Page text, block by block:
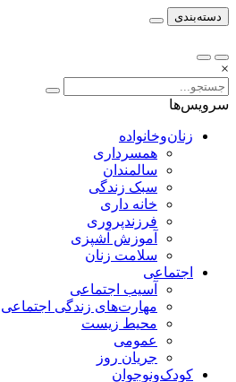
دسته‌بندی
×
سرویس‌ها
زنان‌وخانواده
همسرداری
سالمندان
سبک زندگی
خانه داری
فرزندپروری
آموزش آشپزی
سلامت زنان
اجتماعی
آسیب اجتماعی
مهارت‌های زندگی اجتماعی
محیط زیست
عمومی
جریان روز
کودک‌ونوجوان